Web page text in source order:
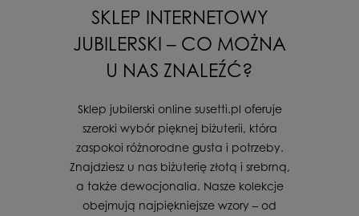
SKLEP INTERNETOWY
JUBILERSKI – CO MOŻNA
U NAS ZNALEŹĆ?
Sklep jubilerski online susetti.pl oferuje
szeroki wybór pięknej biżuterii, która
zaspokoi różnorodne gusta i potrzeby.
Znajdziesz u nas biżuterię złotą i srebrną,
a także dewocjonalia. Nasze kolekcje
obejmują najpiękniejsze wzory – od